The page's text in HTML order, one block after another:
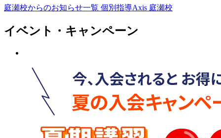
庭瀬校からのお知らせ一覧 個別指導Axis 庭瀬校
イベント・キャンペーン